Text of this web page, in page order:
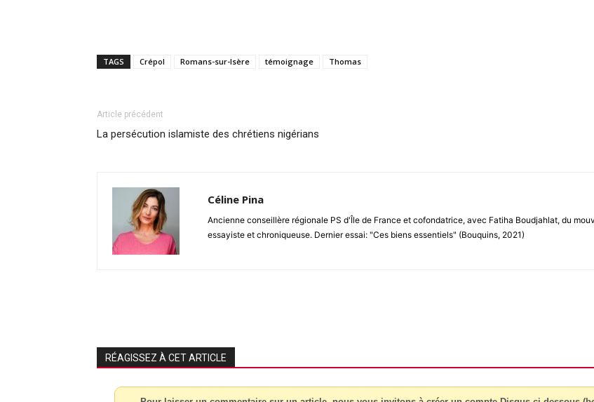
TAGS Crépol Romans-sur-Isère témoignage Thomas
Article précédent
La persécution islamiste des chrétiens nigérians
Céline Pina
Ancienne conseillère régionale PS d'Île de France et cofondatrice, avec Fatiha Boudjahlat, du
essayiste et chroniqueuse. Dernier essai: "Ces biens essentiels" (Bouquins, 2021)
RÉAGISSEZ À CET ARTICLE